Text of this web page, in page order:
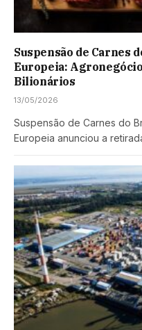
Suspensão de Carnes
Europeia:
Bilionários
13/05/2026
Suspensão de Carnes do
Europeia anunciou a